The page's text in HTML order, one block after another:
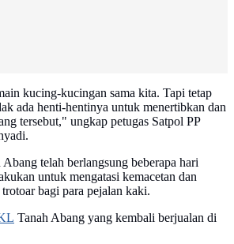
kucing-kucingan sama kita. Tapi tetap
ada henti-hentinya untuk menertibkan dan
tersebut," ungkap petugas Satpol PP
Abang telah berlangsung beberapa hari
untuk mengatasi kemacetan dan
bagi para pejalan kaki.
Tanah Abang yang kembali berjualan di